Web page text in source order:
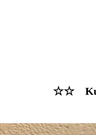
☆☆